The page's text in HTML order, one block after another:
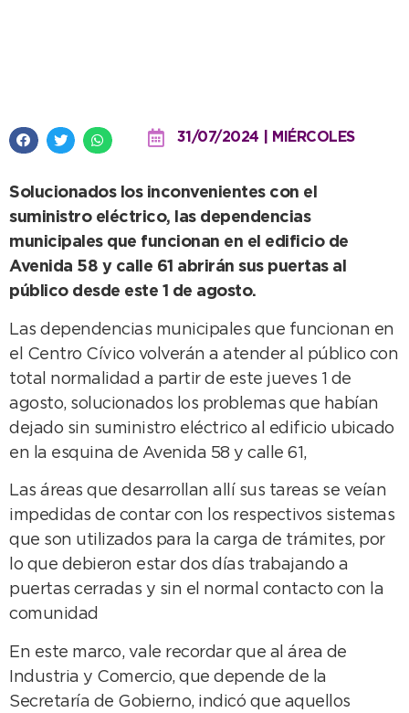
31/07/2024 | MIÉRCOLES
Solucionados los inconvenientes con el
suministro eléctrico, las dependencias
municipales que funcionan en el edificio de
Avenida 58 y calle 61 abrirán sus puertas al
público desde este 1 de agosto.
Las dependencias municipales que funcionan en
el Centro Cívico volverán a atender al público con
total normalidad a partir de este jueves 1 de
agosto, solucionados los problemas que habían
dejado sin suministro eléctrico al edificio ubicado
en la esquina de Avenida 58 y calle 61,
Las áreas que desarrollan allí sus tareas se veían
impedidas de contar con los respectivos sistemas
que son utilizados para la carga de trámites, por
lo que debieron estar dos días trabajando a
puertas cerradas y sin el normal contacto con la
comunidad
En este marco, vale recordar que al área de
Industria y Comercio, que depende de la
Secretaría de Gobierno, indicó que aquellos